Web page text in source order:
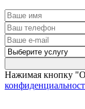
Нажимая кнопку